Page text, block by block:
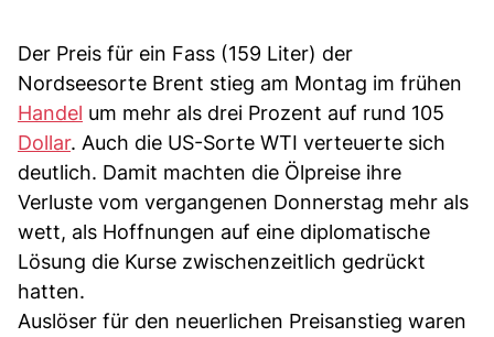
Der Preis für ein Fass (159 Liter) der
Nordseesorte Brent stieg am Montag im frühen
Handel um mehr als drei Prozent auf rund 105
Dollar. Auch die US-Sorte WTI verteuerte sich
deutlich. Damit machten die Ölpreise ihre
Verluste vom vergangenen Donnerstag mehr als
wett, als Hoffnungen auf eine diplomatische
Lösung die Kurse zwischenzeitlich gedrückt
hatten.
Auslöser für den neuerlichen Preisanstieg waren